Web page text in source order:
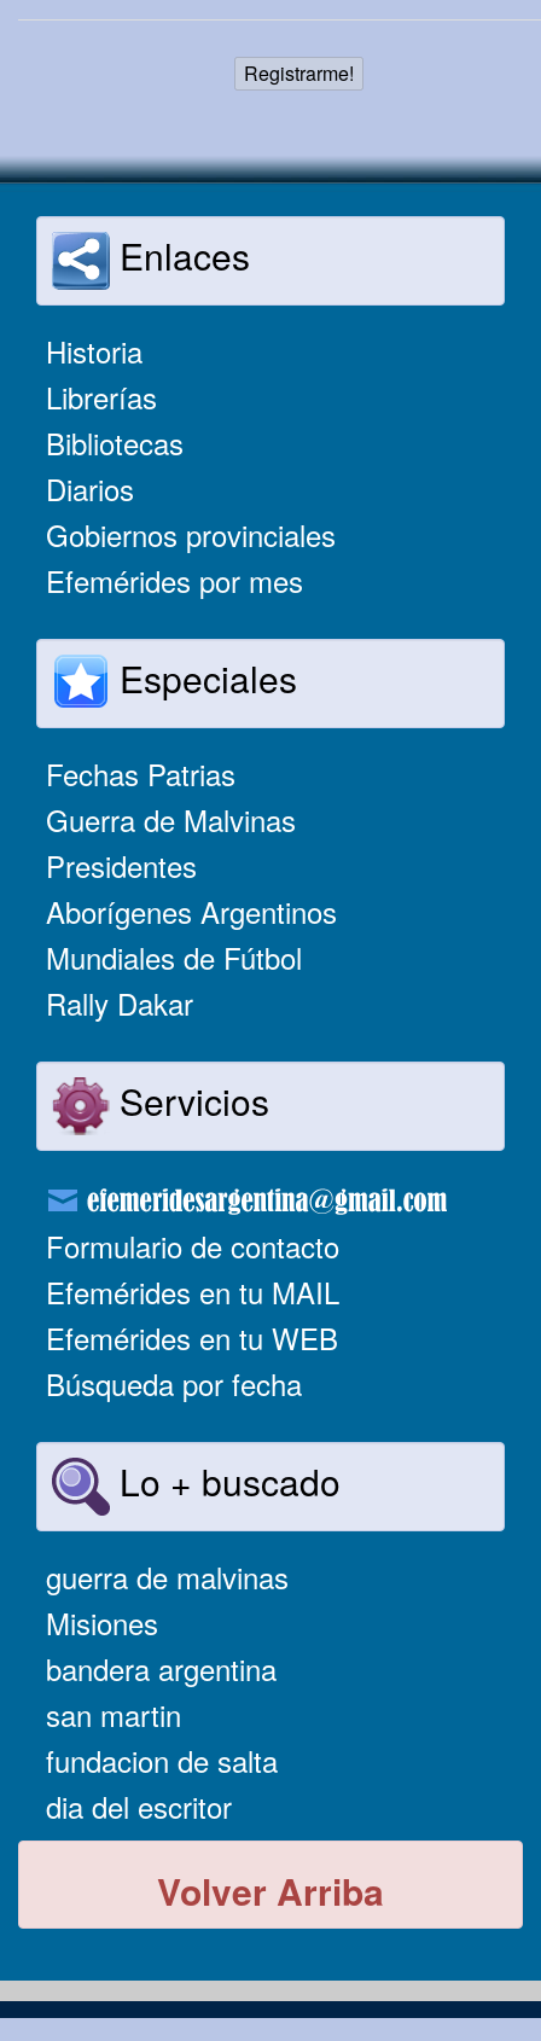
Enlaces
Historia
Librerías
Bibliotecas
Diarios
Gobiernos provinciales
Efemérides por mes
Especiales
Fechas Patrias
Guerra de Malvinas
Presidentes
Aborígenes Argentinos
Mundiales de Fútbol
Rally Dakar
Servicios
Formulario de contacto
Efemérides en tu MAIL
Efemérides en tu WEB
Búsqueda por fecha
Lo + buscado
guerra de malvinas
Misiones
bandera argentina
san martin
fundacion de salta
dia del escritor
Volver Arriba